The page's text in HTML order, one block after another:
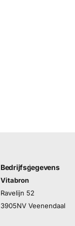
Bedrijfsgegevens
Vitabron
Ravelijn 52
3905NV Veenendaal